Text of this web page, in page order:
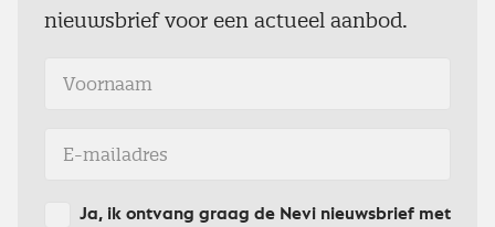
nieuwsbrief voor een actueel aanbod.
Ja, ik ontvang graag de Nevi nieuwsbrief met